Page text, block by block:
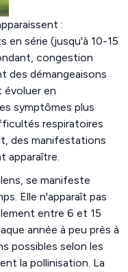
:
en série (jusqu'à 10-15
congestion
des démangeaisons
évoluer en
symptômes plus
respiratoires
des manifestations
apparaître.
se manifeste
Elle n'apparaît pas
entre 6 et 15
année à peu près à
possibles selon les
la pollinisation. La